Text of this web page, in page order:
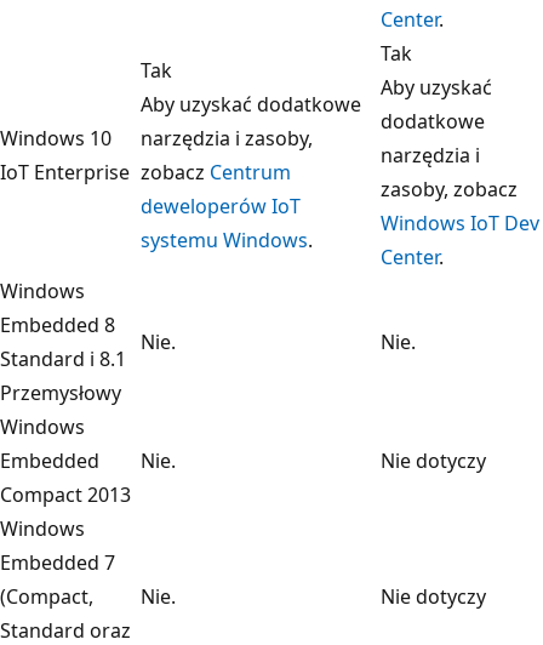
Center.
Windows 10
IoT Enterprise
Tak
Aby uzyskać dodatkowe
narzędzia i zasoby,
zobacz Centrum
deweloperów IoT
systemu Windows.
Tak
Aby uzyskać
dodatkowe
narzędzia i
zasoby, zobacz
Windows IoT Dev
Center.
Windows
Embedded 8
Standard i 8.1
Przemysłowy
Nie. Nie.
Windows
Embedded
Compact 2013
Nie. Nie dotyczy
Windows
Embedded 7
(Compact,
Standard oraz
Nie. Nie dotyczy